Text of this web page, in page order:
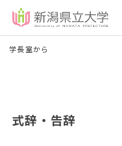
学長室から
式辞・告辞